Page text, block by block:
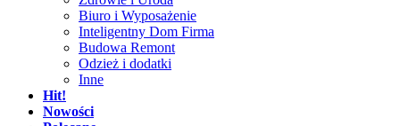
Biuro i Wyposażenie
Inteligentny Dom Firma
Budowa Remont
Odzież i dodatki
Inne
Hit!
Nowości